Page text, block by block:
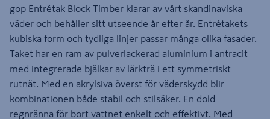
gop Entrétak Block Timber klarar av vårt skandinaviska
väder och behåller sitt utseende år efter år. Entrétakets
kubiska form och tydliga linjer passar många olika fasader.
Taket har en ram av pulverlackerad aluminium i antracit
med integrerade bjälkar av lärkträ i ett symmetriskt
rutnät. Med en akrylsiva överst för väderskydd blir
kombinationen både stabil och stilsäker. En dold
regnränna för bort vattnet enkelt och effektivt. Med